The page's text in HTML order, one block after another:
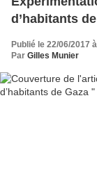
d’habitants
Publié le 22/06/2017
Par Gilles Munier